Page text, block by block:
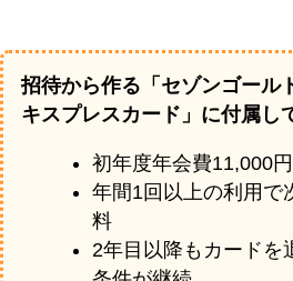
招待から作る「セゾンゴール
キスプレスカード」に付属し
初年度年会費11,000
年間1回以上の利用で
料
2年目以降もカードを